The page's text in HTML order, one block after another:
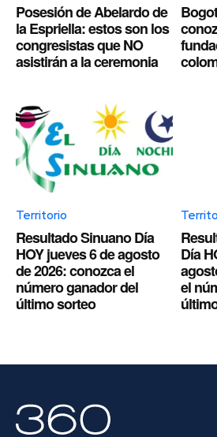
Posesión de Abelardo de
la Espriella: estos son los
congresistas que NO
asistirán a la ceremonia
Territorio
Resultado Sinuano Día
HOY jueves 6 de agosto
de 2026: conozca el
número ganador del
último sorteo
Día
el